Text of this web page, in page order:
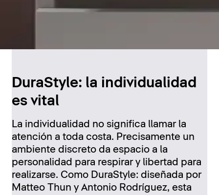
DuraStyle: la individualidad
es vital
La individualidad no significa llamar la
atención a toda costa. Precisamente un
ambiente discreto da espacio a la
personalidad para respirar y libertad para
realizarse. Como DuraStyle: diseñada por
Matteo Thun y Antonio Rodríguez, esta